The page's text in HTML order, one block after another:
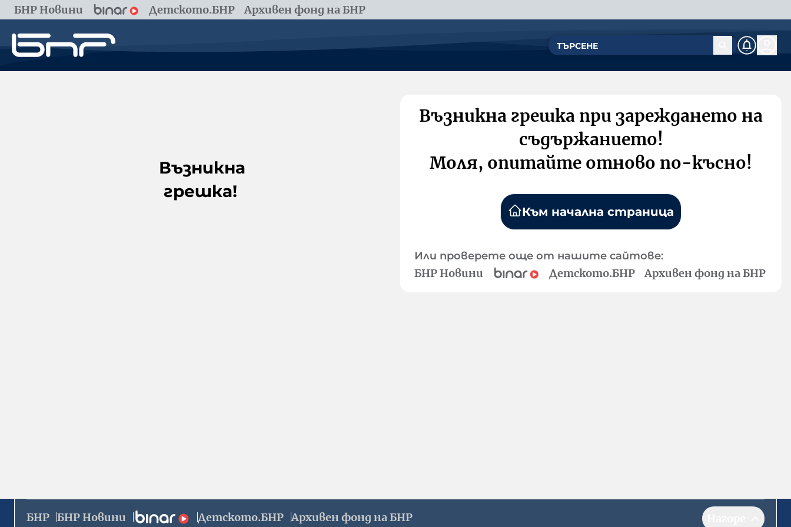
БНР Новини Детското.БНР Архивен фонд на БНР
Възникна
грешка!
Възникна грешка при зареждането на
съдържанието!
Моля, опитайте отново по-късно!
Към начална страница
Или проверете още от нашите сайтове:
БНР Новини Детското.БНР Архивен фонд на БНР
БНР БНР Новини Детското.БНР Архивен фонд на БНР